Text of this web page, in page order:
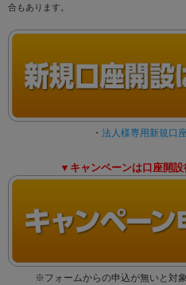
合もあります。
・ 法人様専用新規口
▼キャンペーンは口座開設
※フォームからの申込が無いと対